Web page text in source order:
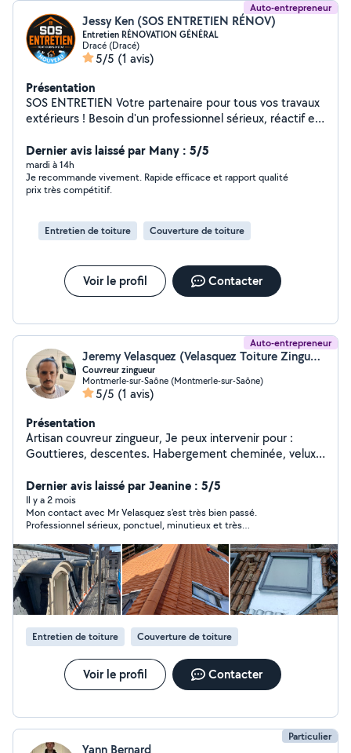
Auto-entrepreneur
Jessy Ken (SOS ENTRETIEN RÉNOV)
Entretien RÉNOVATION GÉNÉRAL
Dracé (Dracé)
5/5 (1 avis)
Présentation
SOS ENTRETIEN Votre partenaire pour tous vos travaux
extérieurs ! Besoin d'un professionnel sérieux, réactif et
tous vos travaux d'entretien, de rénovation et
d'aménagement extérieur. Entretien de jardins et
espaces verts Débroussaillage, tonte, taille de haies et
élagage Évacuation de déchets verts, gravats et
parkings Nettoyage de façades, murets et clôtures
Petite maçonnerie extérieure Peinture extérieure et
Tout corps d'état pour vos projets extérieurs
Dernier avis laissé par Many : 5/5
mardi à 14h
Je recommande vivement. Rapide efficace et rapport qualité
prix très compétitif.
Entretien de toiture Couverture de toiture
Voir le profil Contacter
Auto-entrepreneur
Jeremy Velasquez (Velasquez Toiture Zinguerie)
Couvreur zingueur
Montmerle-sur-Saône (Montmerle-sur-Saône)
5/5 (1 avis)
Présentation
Artisan couvreur zingueur, Je peux intervenir pour :
Gouttieres, descentes. Habergement cheminée, velux.
démoussage...etc) Toiture complète Réfection de
toiture. ...
Dernier avis laissé par Jeanine : 5/5
Il y a 2 mois
Mon contact avec Mr Velasquez s'est très bien passé.
Professionnel sérieux, ponctuel, minutieux et très
Entretien de toiture Couverture de toiture
Voir le profil Contacter
Particulier
Yann Bernard